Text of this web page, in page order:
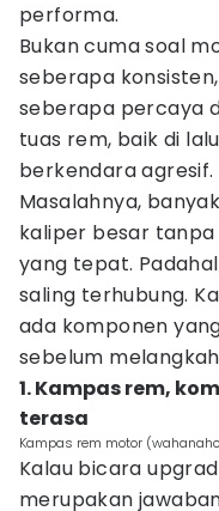
performa.
Bukan cuma soal
seberapa
seberapa percaya
tuas rem, baik di
berkendara agresif.
Masalahnya,
kaliper besar
yang tepat.
saling terhubung.
ada komponen
sebelum
1. Kampas rem,
terasa
Kampas rem motor
Kalau bicara
merupakan